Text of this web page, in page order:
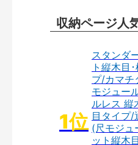
収納ページ人
スタンダ
ト縦木目
プ/カマチ
モジュー
ルレス 縦
目タイプ/
(尺モジュ
ット縦木